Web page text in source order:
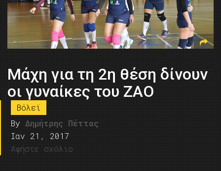
Μάχη για τη 2η θέση δίνουν
οι γυναίκες του ΖΑΟ
Βόλεϊ
By Δημήτρης Πέττας
Ιαν 21, 2017
Αφήστε σχόλιο